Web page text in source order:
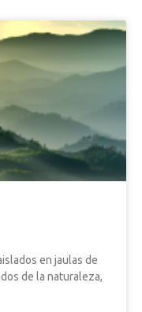
en jaulas de
de la naturaleza,